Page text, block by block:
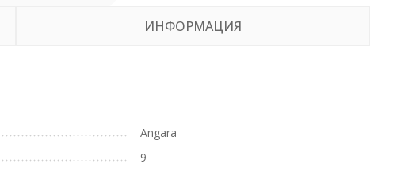
ИНФОРМАЦИЯ
Angara
9